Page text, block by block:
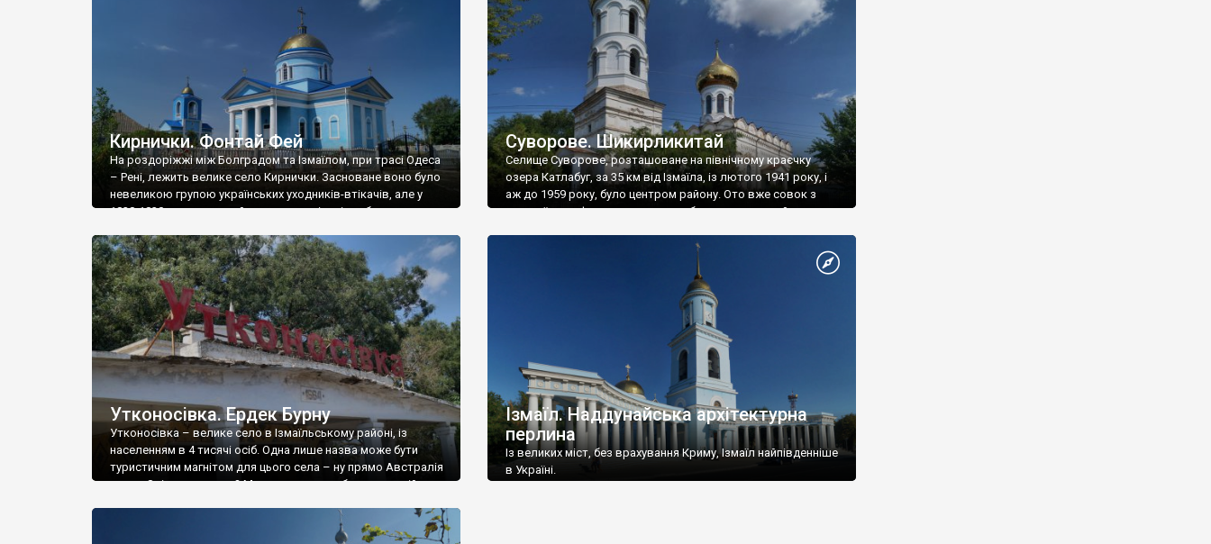
поселення від […]
Кирнички. Фонтай Фей
На роздоріжжі між Болградом та Ізмаїлом, при трасі Одеса
– Рені, лежить велике село Кирнички. Засноване воно було
невеликою групою українських уходників-втікачів, але у
1828-1830 рр. сюди прийшла значна кількість болгарських
кринички, болгарською). У 1856 році Бессарабія потрапила
під владу кнізівства Волощини і Молдови, і село […]
Суворове. Шикирликитай
Селище Суворове, розташоване на північному краєчку
озера Катлабуг, за 35 км від Ізмаїла, із лютого 1941 року, і
аж до 1959 року, було центром району. Ото вже совок з
глузду їхав – фактично село, зробили центром району, а
Суворове називалося Шикирликитай – цукровий берег, […]
Утконосівка. Ердек Бурну
Утконосівка – велике село в Ізмаїльському районі, із
населенням в 4 тисячі осіб. Одна лише назва може бути
туристичним магнітом для цього села – ну прямо Австралія
якась. Звідки ця назва? Може тут колись була селекційна
«Качкодзьобівка» – так було б прикольніше. Село, на
Ізмаїл. Наддунайська архітектурна
перлина
Із великих міст, без врахування Криму, Ізмаїл найпівденніше
в Україні.